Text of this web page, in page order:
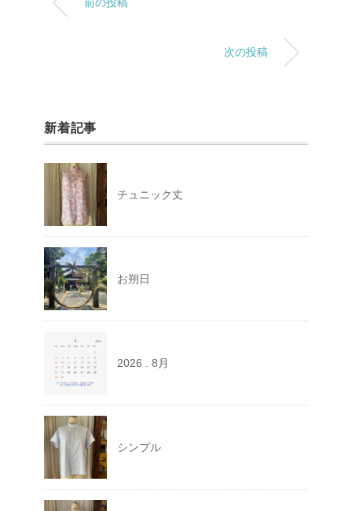
次の投稿
新着記事
チュニック丈
お朔日
2026 . 8月
シンプル